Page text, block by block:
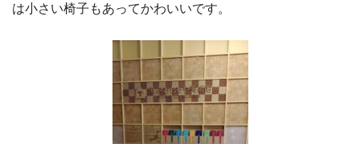
は小さい椅子もあってかわいいです。